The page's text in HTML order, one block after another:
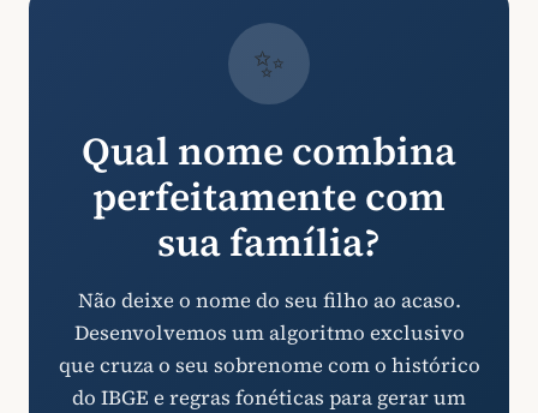
✨
Qual nome combina
perfeitamente com
sua família?
Não deixe o nome do seu filho ao acaso.
Desenvolvemos um algoritmo exclusivo
que cruza o seu sobrenome com o histórico
do IBGE e regras fonéticas para gerar um